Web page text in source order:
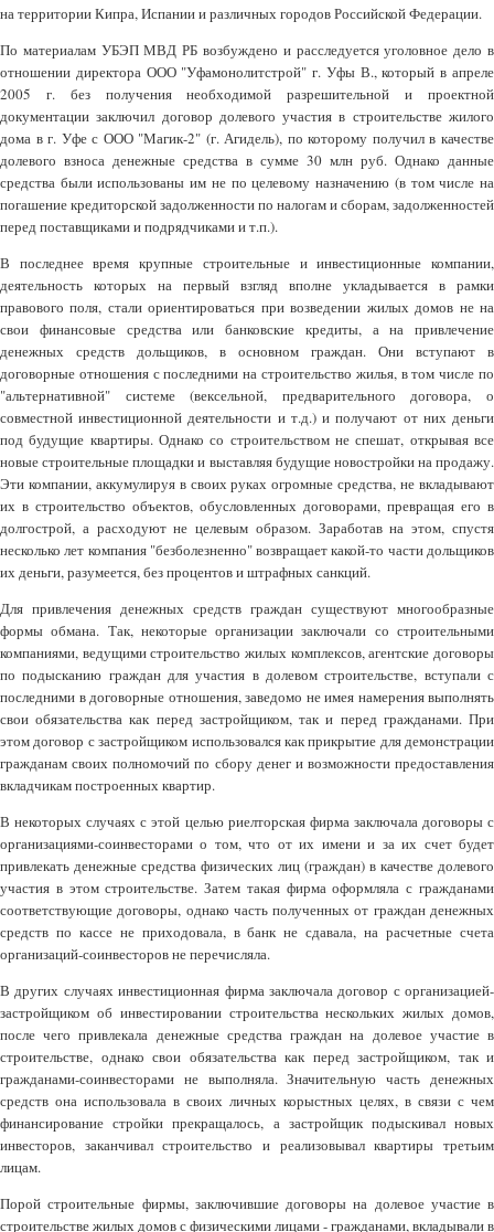
на территории Кипра, Испании и различных городов Российской Федерации.
По материалам УБЭП МВД РБ возбуждено и расследуется уголовное дело в
отношении директора ООО "Уфамонолитстрой" г. Уфы В., который в апреле
2005 г. без получения необходимой разрешительной и проектной
документации заключил договор долевого участия в строительстве жилого
дома в г. Уфе с ООО "Магик-2" (г. Агидель), по которому получил в качестве
долевого взноса денежные средства в сумме 30 млн руб. Однако данные
средства были использованы им не по целевому назначению (в том числе на
погашение кредиторской задолженности по налогам и сборам, задолженностей
перед поставщиками и подрядчиками и т.п.).
В последнее время крупные строительные и инвестиционные компании,
деятельность которых на первый взгляд вполне укладывается в рамки
правового поля, стали ориентироваться при возведении жилых домов не на
свои финансовые средства или банковские кредиты, а на привлечение
денежных средств дольщиков, в основном граждан. Они вступают в
договорные отношения с последними на строительство жилья, в том числе по
"альтернативной" системе (вексельной, предварительного договора, о
совместной инвестиционной деятельности и т.д.) и получают от них деньги
под будущие квартиры. Однако со строительством не спешат, открывая все
новые строительные площадки и выставляя будущие новостройки на продажу.
Эти компании, аккумулируя в своих руках огромные средства, не вкладывают
их в строительство объектов, обусловленных договорами, превращая его в
долгострой, а расходуют не целевым образом. Заработав на этом, спустя
несколько лет компания "безболезненно" возвращает какой-то части дольщиков
их деньги, разумеется, без процентов и штрафных санкций.
Для привлечения денежных средств граждан существуют многообразные
формы обмана. Так, некоторые организации заключали со строительными
компаниями, ведущими строительство жилых комплексов, агентские договоры
по подысканию граждан для участия в долевом строительстве, вступали с
последними в договорные отношения, заведомо не имея намерения выполнять
свои обязательства как перед застройщиком, так и перед гражданами. При
этом договор с застройщиком использовался как прикрытие для демонстрации
гражданам своих полномочий по сбору денег и возможности предоставления
вкладчикам построенных квартир.
В некоторых случаях с этой целью риелторская фирма заключала договоры с
организациями-соинвесторами о том, что от их имени и за их счет будет
привлекать денежные средства физических лиц (граждан) в качестве долевого
участия в этом строительстве. Затем такая фирма оформляла с гражданами
соответствующие договоры, однако часть полученных от граждан денежных
средств по кассе не приходовала, в банк не сдавала, на расчетные счета
организаций-соинвесторов не перечисляла.
В других случаях инвестиционная фирма заключала договор с организацией-
застройщиком об инвестировании строительства нескольких жилых домов,
после чего привлекала денежные средства граждан на долевое участие в
строительстве, однако свои обязательства как перед застройщиком, так и
гражданами-соинвесторами не выполняла. Значительную часть денежных
средств она использовала в своих личных корыстных целях, в связи с чем
финансирование стройки прекращалось, а застройщик подыскивал новых
инвесторов, заканчивал строительство и реализовывал квартиры третьим
лицам.
Порой строительные фирмы, заключившие договоры на долевое участие в
строительстве жилых домов с физическими лицами - гражданами, вкладывали в